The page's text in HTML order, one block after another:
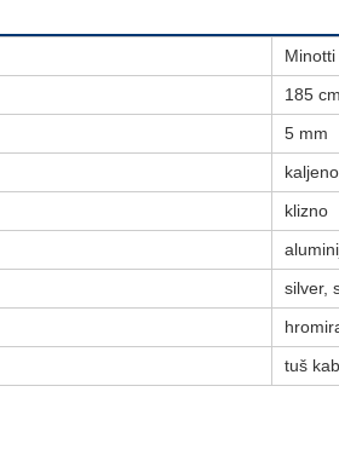
Minotti
185 cm
5 mm
klizno
silver,
tuš